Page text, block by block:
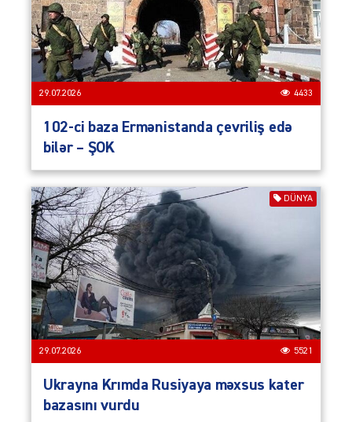
29.07.2026 4433
102-ci baza Ermənistanda çevriliş edə
bilər – ŞOK
DÜNYA
29.07.2026 5521
Ukrayna Krımda Rusiyaya məxsus kater
bazasını vurdu